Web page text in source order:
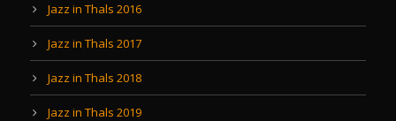
Jazz in Thals 2016
Jazz in Thals 2017
Jazz in Thals 2018
Jazz in Thals 2019